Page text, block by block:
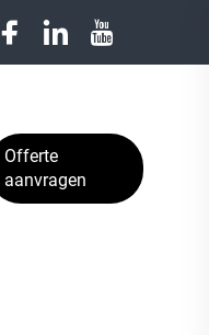
Offerte
aanvragen